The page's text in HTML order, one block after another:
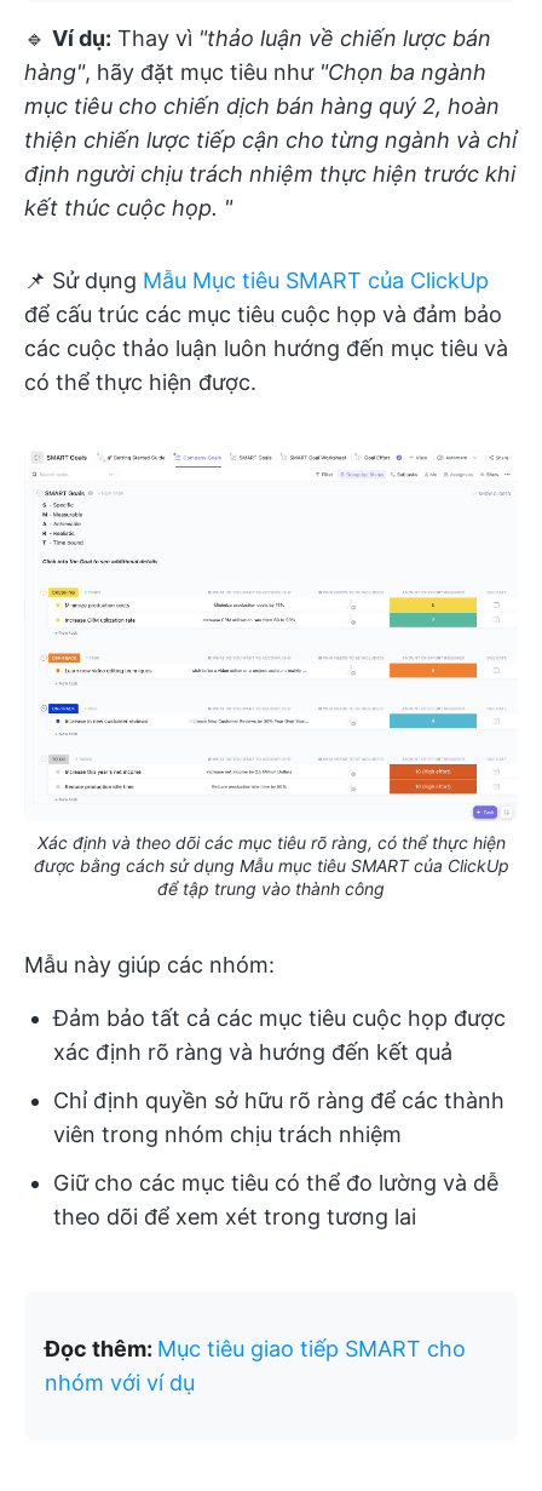
🔹 Ví dụ: Thay vì "thảo luận về chiến lược bán
hàng", hãy đặt mục tiêu như "Chọn ba ngành
mục tiêu cho chiến dịch bán hàng quý 2, hoàn
thiện chiến lược tiếp cận cho từng ngành và chỉ
định người chịu trách nhiệm thực hiện trước khi
kết thúc cuộc họp. "
📌 Sử dụng Mẫu Mục tiêu SMART của ClickUp
để cấu trúc các mục tiêu cuộc họp và đảm bảo
các cuộc thảo luận luôn hướng đến mục tiêu và
có thể thực hiện được.
Xác định và theo dõi các mục tiêu rõ ràng, có thể thực hiện
được bằng cách sử dụng Mẫu mục tiêu SMART của ClickUp
để tập trung vào thành công
Mẫu này giúp các nhóm:
Đảm bảo tất cả các mục tiêu cuộc họp được
xác định rõ ràng và hướng đến kết quả
Chỉ định quyền sở hữu rõ ràng để các thành
viên trong nhóm chịu trách nhiệm
Giữ cho các mục tiêu có thể đo lường và dễ
theo dõi để xem xét trong tương lai
Đọc thêm: Mục tiêu giao tiếp SMART cho
nhóm với ví dụ